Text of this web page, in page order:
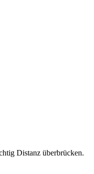
Distanz überbrücken.